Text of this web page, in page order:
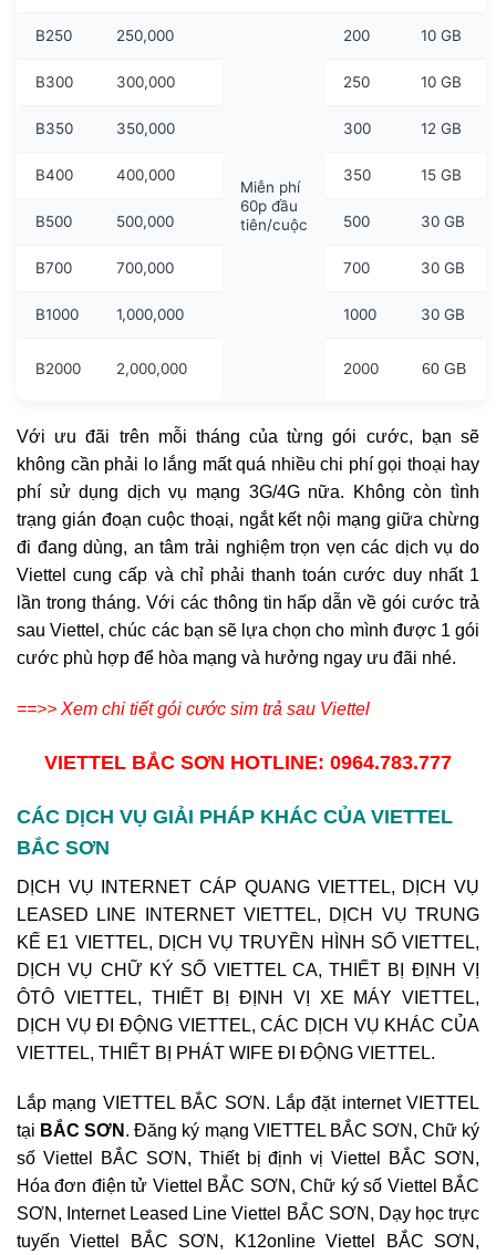
B250 250,000
Miễn phí
60p đầu
tiên/cuộc
200 10 GB
B300 300,000 250 10 GB
B350 350,000 300 12 GB
B400 400,000 350 15 GB
B500 500,000 500 30 GB
B700 700,000 700 30 GB
B1000 1,000,000 1000 30 GB
B2000 2,000,000 2000 60 GB
Với ưu đãi trên mỗi tháng của từng gói cước, bạn sẽ
không cần phải lo lắng mất quá nhiều chi phí gọi thoại hay
phí sử dụng dịch vụ mạng 3G/4G nữa. Không còn tình
trạng gián đoạn cuộc thoại, ngắt kết nội mạng giữa chừng
đi đang dùng, an tâm trải nghiệm trọn vẹn các dịch vụ do
Viettel cung cấp và chỉ phải thanh toán cước duy nhất 1
lần trong tháng. Với các thông tin hấp dẫn về gói cước trả
sau Viettel, chúc các bạn sẽ lựa chọn cho mình được 1 gói
cước phù hợp để hòa mạng và hưởng ngay ưu đãi nhé.
==>> Xem chi tiết gói cước sim trả sau Viettel
VIETTEL BẮC SƠN HOTLINE: 0964.783.777
CÁC DỊCH VỤ GIẢI PHÁP KHÁC CỦA VIETTEL
BẮC SƠN
DỊCH VỤ INTERNET CÁP QUANG VIETTEL, DỊCH VỤ
LEASED LINE INTERNET VIETTEL, DỊCH VỤ TRUNG
KẾ E1 VIETTEL, DỊCH VỤ TRUYỀN HÌNH SỐ VIETTEL,
DỊCH VỤ CHỮ KÝ SỐ VIETTEL CA, THIẾT BỊ ĐỊNH VỊ
ÔTÔ VIETTEL, THIẾT BỊ ĐỊNH VỊ XE MÁY VIETTEL,
DỊCH VỤ ĐI ĐỘNG VIETTEL, CÁC DỊCH VỤ KHÁC CỦA
VIETTEL, THIẾT BỊ PHÁT WIFE ĐI ĐỘNG VIETTEL.
Lắp mạng VIETTEL BẮC SƠN. Lắp đặt internet VIETTEL
tại BẮC SƠN . Đăng ký mạng VIETTEL BẮC SƠN, Chữ ký
số Viettel BẮC SƠN, Thiết bị định vị Viettel BẮC SƠN,
Hóa đơn điện tử Viettel BẮC SƠN, Chữ ký số Viettel BẮC
SƠN, Internet Leased Line Viettel BẮC SƠN, Dạy học trực
tuyến Viettel BẮC SƠN, K12online Viettel BẮC SƠN,